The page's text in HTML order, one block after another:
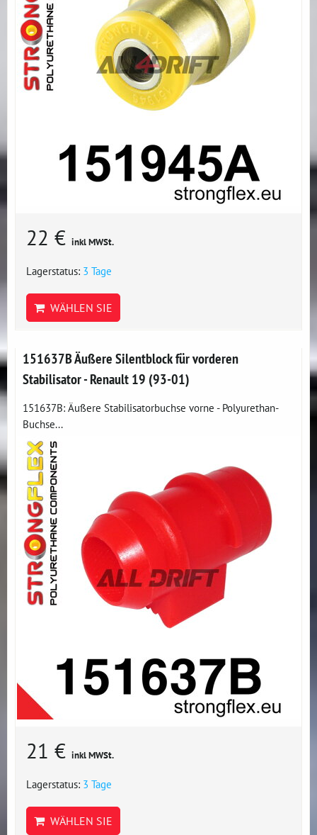
22 € inkl MWSt.
Lagerstatus: 3 Tage
WÄHLEN SIE
151637B Äußere Silentblock für vorderen
Stabilisator - Renault 19 (93-01)
151637B: Äußere Stabilisatorbuchse vorne - Polyurethan-
Buchse...
21 € inkl MWSt.
Lagerstatus: 3 Tage
WÄHLEN SIE